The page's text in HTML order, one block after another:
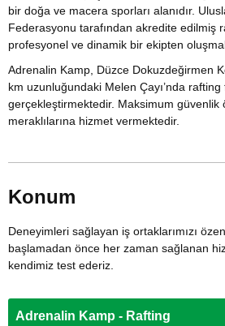
bir doğa ve macera sporları alanıdır.
Federasyonu tarafından akredite edilmiş
profesyonel ve dinamik bir ekipten
Adrenalin Kamp, Düzce Dokuzdeğirmen
km uzunluğundaki Melen Çayı’nda
gerçekleştirmektedir. Maksimum güvenlik
meraklılarına hizmet vermektedir.
Konum
Deneyimleri sağlayan iş ortaklarımızı
başlamadan önce her zaman sağlanan
kendimiz test ederiz.
Adrenalin Kamp - Rafting